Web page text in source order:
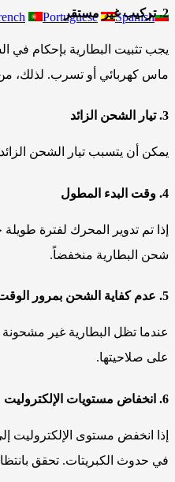
Portuguese Spanish 2. تركيب غير مستقر
يجب تثبيت البطارية بإحكام في
ماس كهربائي أو تسرب. لذلك، من
3. تيار الشحن الزائد
يمكن أن يتسبب تيار الشحن
4. وقت البدء المطول
إذا تم تدوير المحرك لفترة
شحن البطارية منخفضاً.
5. عدم كفاية الشحن بمرور الوقت
عندما تظل البطارية غير
على صلاحيتها.
6. انخفاض مستويات الإلكتروليت
إذا انخفض مستوى الإلكتروليت
في حدوث الكبريتات. تحقق